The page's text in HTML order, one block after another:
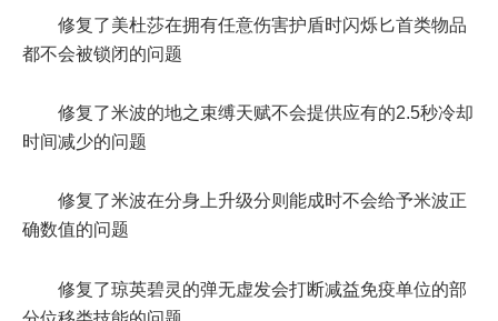
修复了美杜莎在拥有任意伤害护盾时闪烁匕首类物品
都不会被锁闭的问题
修复了米波的地之束缚天赋不会提供应有的2.5秒冷却
时间减少的问题
修复了米波在分身上升级分则能成时不会给予米波正
确数值的问题
修复了琼英碧灵的弹无虚发会打断减益免疫单位的部